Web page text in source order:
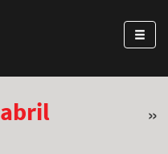
abril »